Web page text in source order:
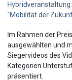
"Mobilität der
Im Rahmen der
ausgewählten und
Siegervideos des
Kategorien
präsentiert.